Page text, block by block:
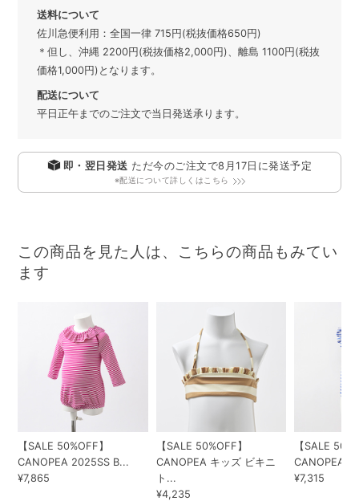
送料について
佐川急便利用：全国一律 715円(税抜価格650円)
＊但し、沖縄 2200円(税抜価格2,000円)、離島 1100円(税抜
価格1,000円)となります。
配送について
平日正午までのご注文で当日発送承ります。
即・翌日発送 ただ今のご注文で8月17日 に発送予定
※配送について詳しくはこちら
この商品を見た人は、こちらの商品もみてい
ます
【SALE 50%OFF】
CANOPEA 2025SS B...
¥7,865
【SALE 50%OFF】
CANOPEA キッズ ビキニ
ト...
¥4,235
【SALE
CANOPEA
¥7,315